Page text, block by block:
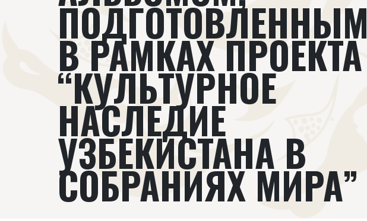
ПОДГОТОВЛЕННЫМ
В РАМКАХ ПРОЕКТА
“КУЛЬТУРНОЕ
НАСЛЕДИЕ
УЗБЕКИСТАНА В
СОБРАНИЯХ МИРА”